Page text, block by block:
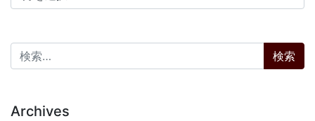
検索:
Archives